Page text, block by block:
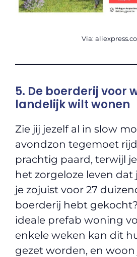
Via:
5. De boerderij voor
landelijk wilt wonen
Zie jij jezelf al in slow
avondzon tegemoet
prachtig paard, terwijl
het zorgeloze leven
je zojuist voor 27
boerderij hebt
ideale prefab woning
enkele weken kan dit
gezet worden, en